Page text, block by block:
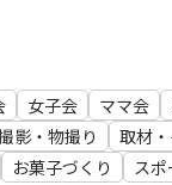
は調味料や調理
際には賞味期限
女子会 ママ会
影・物撮り 取材
お菓子づくり ス